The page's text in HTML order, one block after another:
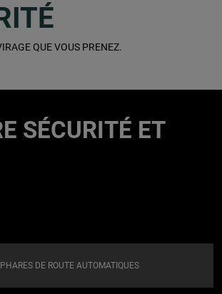
QUE VOUS PRENEZ.
SÉCURITÉ ET
PHARES DE ROUTE AUTOMATIQUES